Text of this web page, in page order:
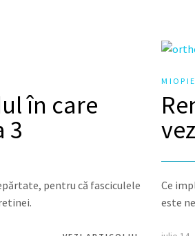
în care
3
pentru că fasciculele
MIOPIE
Ce
este